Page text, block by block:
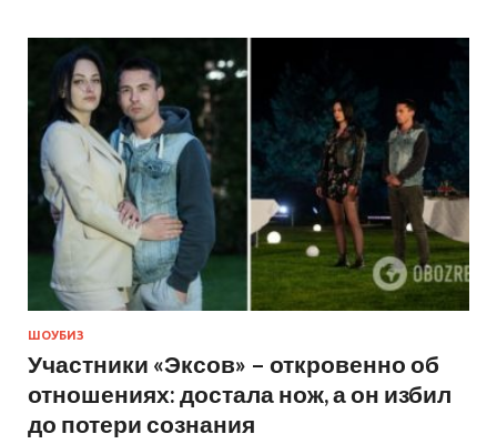
ШОУБИЗ
Участники «Эксов» – откровенно об
отношениях: достала нож, а он избил
до потери сознания